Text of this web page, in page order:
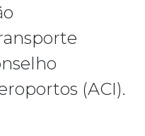
(ACI).